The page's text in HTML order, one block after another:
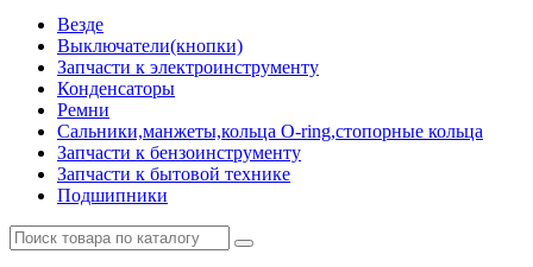
Везде
Выключатели(кнопки)
Запчасти к электроинструменту
Конденсаторы
Ремни
Сальники,манжеты,кольца О-ring,стопорные кольца
Запчасти к бензоинструменту
Запчасти к бытовой технике
Подшипники